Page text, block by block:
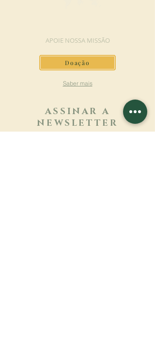
APOIE NOSSA MISSÃO
Doação
Saber mais
ASSINAR A
NEWSLETTER